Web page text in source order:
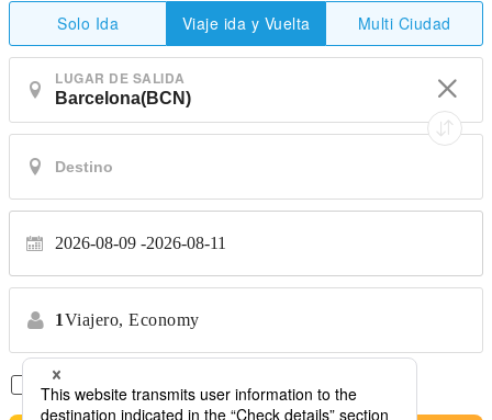
Solo Ida Viaje ida y Vuelta Multi Ciudad
LUGAR DE SALIDA
2026-08-09 2026-08-11
1Viajero, Economy
Solo Vuelos Directos *No se permiten transferencias